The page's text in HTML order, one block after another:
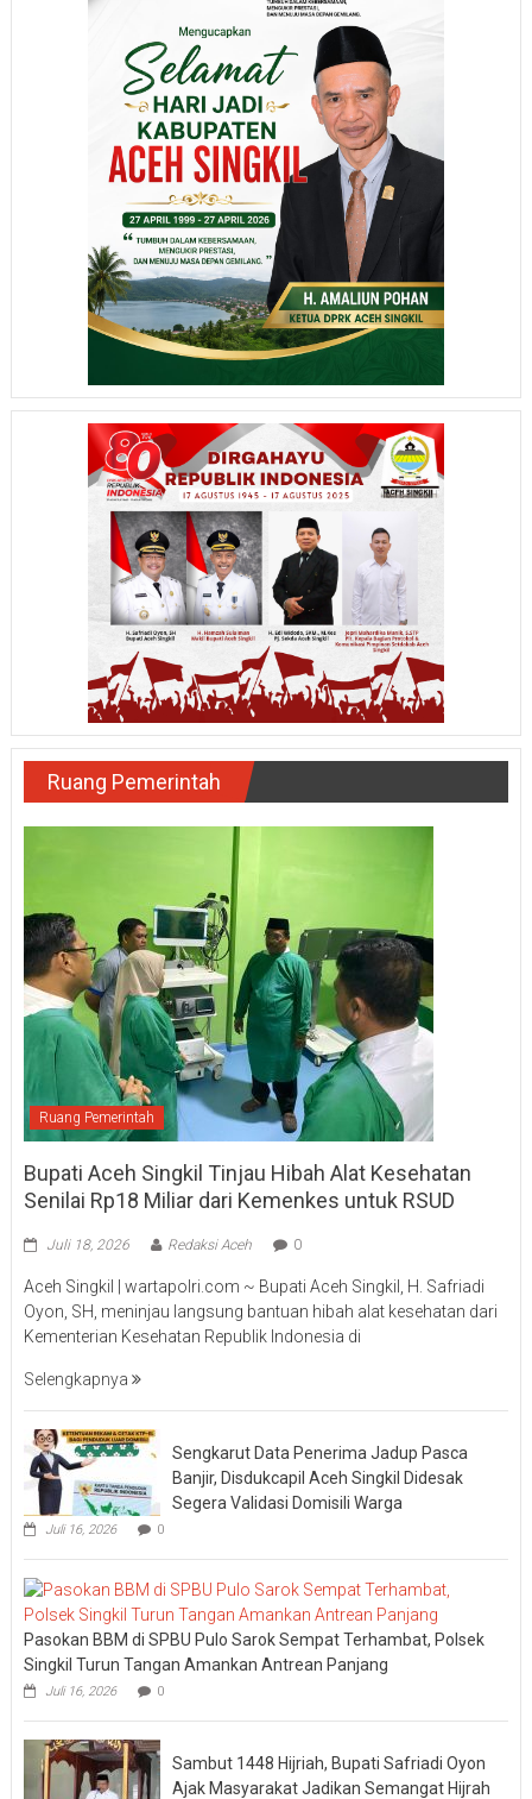
Ruang Pemerintah
Ruang Pemerintah
Bupati Aceh Singkil Tinjau Hibah Alat Kesehatan
Senilai Rp18 Miliar dari Kemenkes untuk RSUD
Juli 18, 2026 Redaksi Aceh 0
Aceh Singkil | wartapolri.com ~ Bupati Aceh Singkil, H. Safriadi
Oyon, SH, meninjau langsung bantuan hibah alat kesehatan dari
Kementerian Kesehatan Republik Indonesia di
Selengkapnya
Sengkarut Data Penerima Jadup Pasca
Banjir, Disdukcapil Aceh Singkil Didesak
Segera Validasi Domisili Warga
Juli 16, 2026 0
Pasokan BBM di SPBU Pulo Sarok Sempat Terhambat, Polsek
Singkil Turun Tangan Amankan Antrean Panjang
Juli 16, 2026 0
Sambut 1448 Hijriah, Bupati Safriadi Oyon
Ajak Masyarakat Jadikan Semangat Hijrah